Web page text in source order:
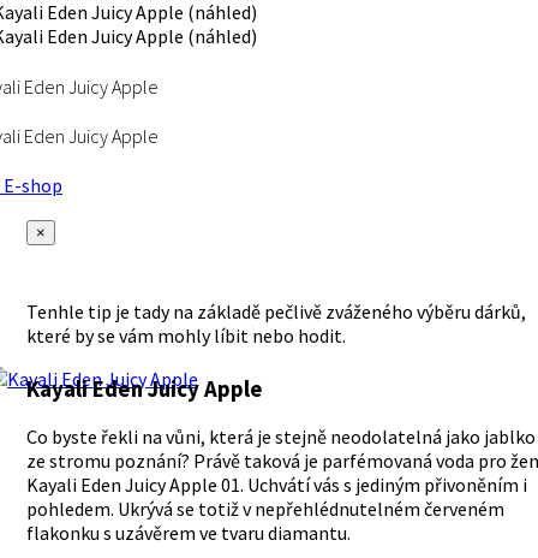
Eden Juicy Apple
Eden Juicy Apple
shop
×
Tenhle tip je tady na základě pečlivě zváženého výběru dárků,
které by se vám mohly líbit nebo hodit.
Kayali Eden Juicy Apple
Co byste řekli na vůni, která je stejně neodolatelná jako jablko
ze stromu poznání? Právě taková je parfémovaná voda pro
Kayali Eden Juicy Apple 01. Uchvátí vás s jediným přivoněním i
pohledem. Ukrývá se totiž v nepřehlédnutelném červeném
flakonku s uzávěrem ve tvaru diamantu.